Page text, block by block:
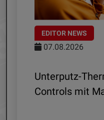
EDITOR NEWS
07.08.2026
Unterputz-
Controls mit